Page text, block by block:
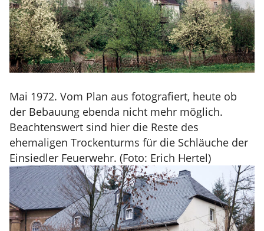
Mai 1972. Vom Plan aus fotografiert, heute ob
der Bebauung ebenda nicht mehr möglich.
Beachtenswert sind hier die Reste des
ehemaligen Trockenturms für die Schläuche der
Einsiedler Feuerwehr. (Foto: Erich Hertel)